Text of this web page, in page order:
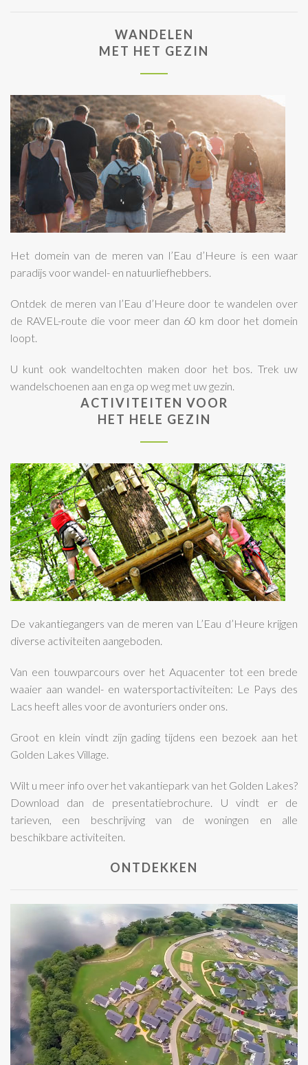
WANDELEN
MET HET GEZIN
Het domein van de meren van l’Eau d’Heure is een waar
paradijs voor wandel- en natuurliefhebbers.
Ontdek de meren van l’Eau d’Heure door te wandelen over
de RAVEL-route die voor meer dan 60 km door het domein
loopt.
U kunt ook wandeltochten maken door het bos. Trek uw
wandelschoenen aan en ga op weg met uw gezin.
ACTIVITEITEN VOOR
HET HELE GEZIN
De vakantiegangers van de meren van L’Eau d’Heure krijgen
diverse activiteiten aangeboden.
Van een touwparcours over het Aquacenter tot een brede
waaier aan wandel- en watersportactiviteiten: Le Pays des
Lacs heeft alles voor de avonturiers onder ons.
Groot en klein vindt zijn gading tijdens een bezoek aan het
Golden Lakes Village.
Wilt u meer info over het vakantiepark van het Golden Lakes?
Download dan de presentatiebrochure. U vindt er de
tarieven, een beschrijving van de woningen en alle
beschikbare activiteiten.
ONTDEKKEN